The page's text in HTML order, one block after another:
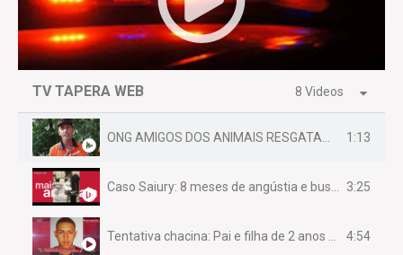
TV TAPERA WEB 8 Videos
1:13
3:25
4:54